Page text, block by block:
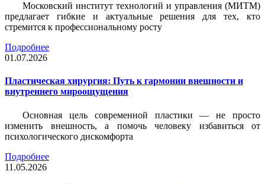
Московский институт технологий и управления (МИТМ)
предлагает гибкие и актуальные решения для тех, кто
стремится к профессиональному росту
Подробнее
01.07.2026
Пластическая хирургия: Путь к гармонии внешности и
внутреннего мироощущения
Основная цель современной пластики — не просто
изменить внешность, а помочь человеку избавиться от
психологического дискомфорта
Подробнее
11.05.2026